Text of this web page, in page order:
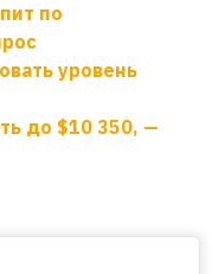
по
уровень
до $10 350, —